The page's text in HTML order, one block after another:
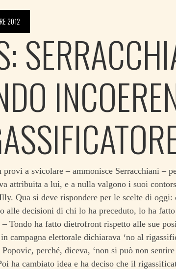
2012
provi a svicolare – ammonisce Serracchiani –
attribuita a lui, e a nulla valgono i suoi
Qua si deve rispondere per le scelte di oggi:
alle decisioni di chi lo ha preceduto, lo ha
– Tondo ha fatto dietrofront rispetto alle sue
campagna elettorale dichiarava ‘no al
Popovic, perché, diceva, ‘non si può non
ha cambiato idea e ha deciso che il